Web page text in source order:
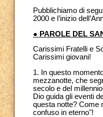
Pubblichiamo di
2000 e l’inizio
● PAROLE DEL
Carissimi Fratelli e
Carissimi giovani!
1. In questo
mezzanotte, che
secolo e del
Dio guida gli eventi
questa notte? Come
confuso in eterno"!